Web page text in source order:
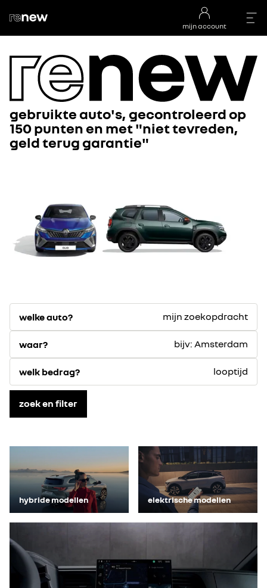
mijn account
gebruikte auto's, gecontroleerd op
150 punten en met "niet tevreden,
geld terug garantie"
welke auto? mijn zoekopdracht
waar? bijv: Amsterdam
welk bedrag? looptijd
zoek en filter
hybride modellen elektrische modellen